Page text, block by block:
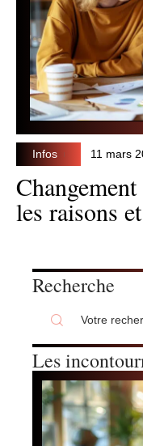
Infos 11 mars
les raisons
Recherche
Les